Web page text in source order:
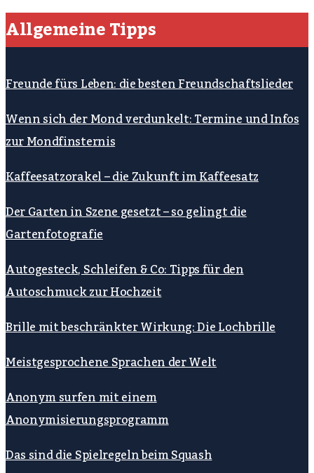
Allgemeine Tipps
Freunde fürs Leben: die besten Freundschaftslieder
Wenn sich der Mond verdunkelt: Termine und Infos
zur Mondfinsternis
Kaffeesatzorakel – die Zukunft im Kaffeesatz
Der Garten in Szene gesetzt – so gelingt die
Gartenfotografie
Autogesteck, Schleifen & Co: Tipps für den
Autoschmuck zur Hochzeit
Brille mit beschränkter Wirkung: Die Lochbrille
Meistgesprochene Sprachen der Welt
Anonym surfen mit einem
Anonymisierungsprogramm
Das sind die Spielregeln beim Squash